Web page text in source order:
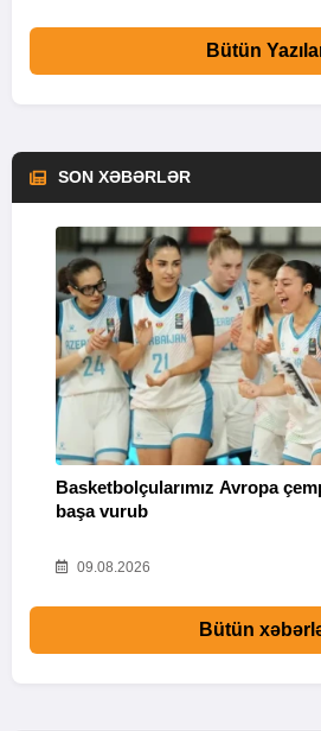
Bütün
SON XƏBƏRLƏR
Basketbolçularımız Avropa
başa vurub
09.08.2026
Bütün